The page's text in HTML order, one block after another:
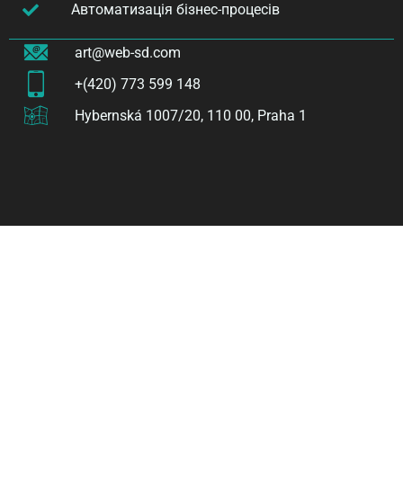
Автоматизація бізнес-процесів
art@web-sd.com
+(420) 773 599 148
Hybernská 1007/20, 110 00, Praha 1